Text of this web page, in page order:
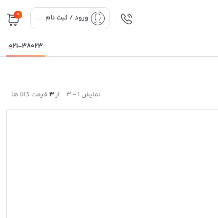
ورود / ثبت نام 0
021-38023
نمایش 1
-
3 از3 قیمت کالا ها